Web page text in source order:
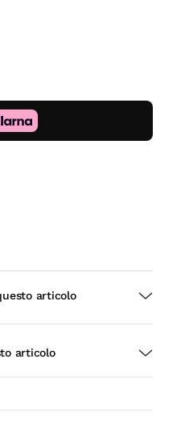
articolo
articolo